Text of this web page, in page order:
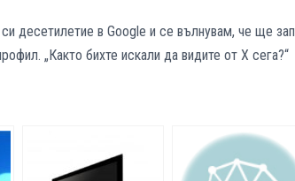
десетилетие в Google и се вълнувам, че ще
„Както бихте искали да видите от Х сега?“